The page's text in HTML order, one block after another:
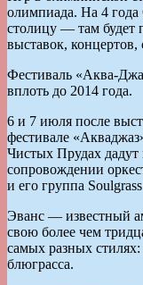
олимпиада. На 4 года
столицу — там будет
выставок,
Фестиваль «Аква-
вплоть до 2014 года.
6 и 7 июля после
фестивале
Чистых Прудах
сопровождении
и его группа
Эванс — известный
свою более чем
самых разных
блюграсса.